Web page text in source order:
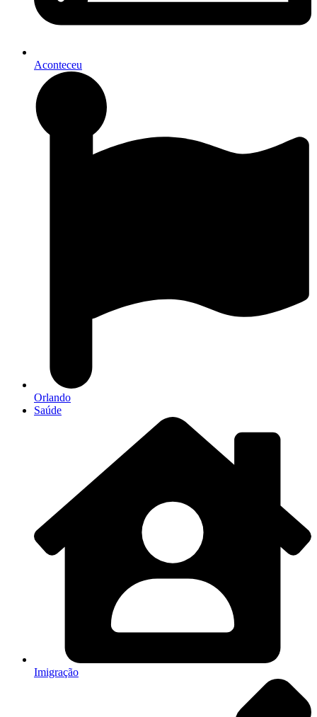
Aconteceu
Orlando
Saúde
Imigração